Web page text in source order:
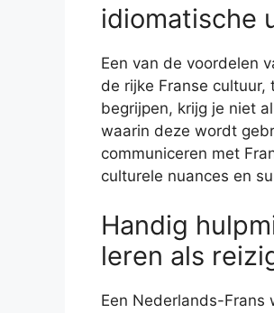
idiomatische
Een van de voordelen
de rijke Franse
begrijpen, krijg je niet
waarin deze wordt
communiceren met
culturele nuances en
Handig
leren als
Een Nederlands-